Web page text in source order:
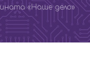
«Наше дело»